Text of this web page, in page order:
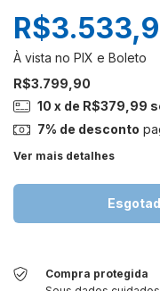
R$3.799,90
10 x de R$379,99
7% de desconto
Ver mais detalhes
Compra protegida